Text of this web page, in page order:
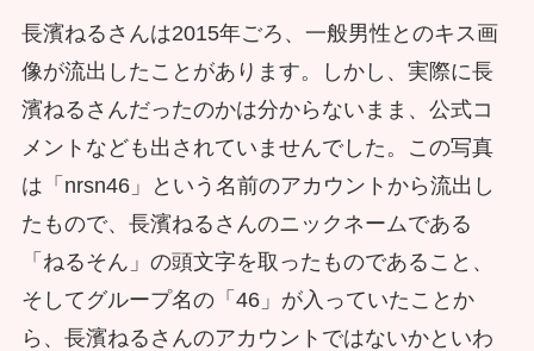
長濱ねるさんは2015年ごろ、一般男性とのキス画
像が流出したことがあります。しかし、実際に長
濱ねるさんだったのかは分からないまま、公式コ
メントなども出されていませんでした。この写真
は「nrsn46」という名前のアカウントから流出し
たもので、長濱ねるさんのニックネームである
「ねるそん」の頭文字を取ったものであること、
そしてグループ名の「46」が入っていたことか
ら、長濱ねるさんのアカウントではないかといわ